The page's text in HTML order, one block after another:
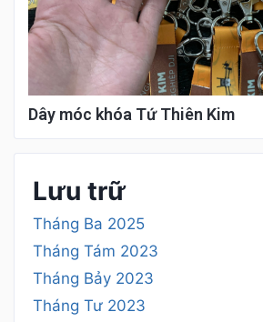
Dây móc khóa Tứ Thiên Kim
Lưu trữ
Tháng Ba 2025
Tháng Tám 2023
Tháng Bảy 2023
Tháng Tư 2023